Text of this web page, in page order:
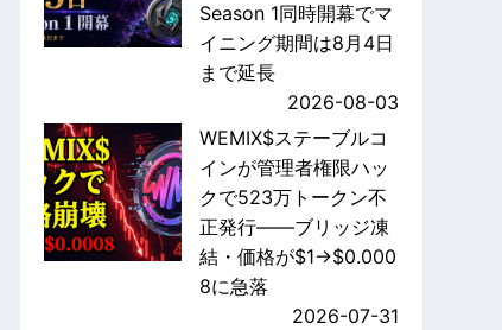
Season 1同時開幕でマ
イニング期間は8月4日
まで延長
2026-08-03
WEMIX$ステーブルコ
インが管理者権限ハッ
クで523万トークン不
正発行——ブリッジ凍
結・価格が$1→$0.000
8に急落
2026-07-31